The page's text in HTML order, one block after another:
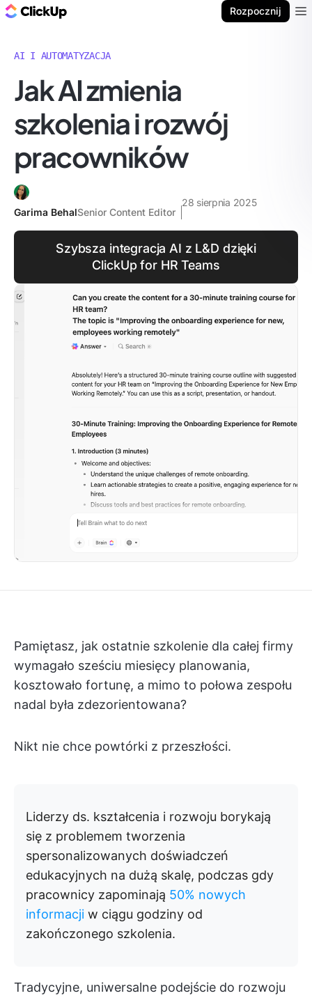
Rozpocznij
AI I AUTOMATYZACJA
Jak AI zmienia
szkolenia i rozwój
pracowników
Garima BehalSenior Content Editor
28 sierpnia 2025
Szybsza integracja AI z L&D dzięki
ClickUp for HR Teams
Pamiętasz, jak ostatnie szkolenie dla całej firmy
wymagało sześciu miesięcy planowania,
kosztowało fortunę, a mimo to połowa zespołu
nadal była zdezorientowana?
Nikt nie chce powtórki z przeszłości.
Liderzy ds. kształcenia i rozwoju borykają
się z problemem tworzenia
spersonalizowanych doświadczeń
edukacyjnych na dużą skalę, podczas gdy
pracownicy zapominają 50% nowych
informacji w ciągu godziny od
zakończonego szkolenia.
Tradycyjne, uniwersalne podejście do rozwoju